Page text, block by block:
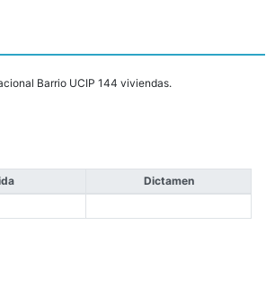
Barrio UCIP 144 viviendas.
Dictamen